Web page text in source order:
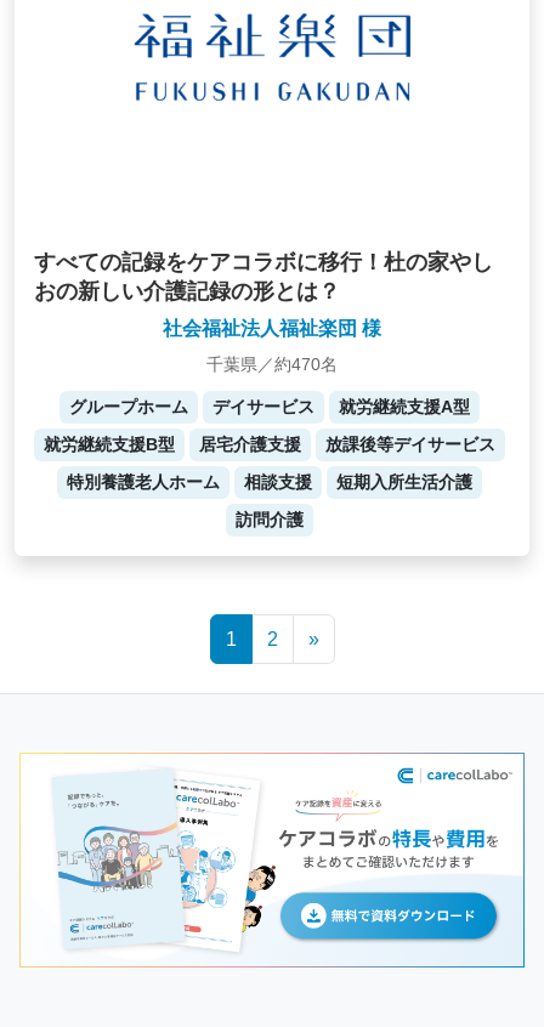
すべての記録をケアコラボに移行！杜の家やし
おの新しい介護記録の形とは？
社会福祉法人福祉楽団 様
千葉県／約470名
グループホーム デイサービス
就労継続支援A型
就労継続支援B型
居宅介護支援
放課後等デイサービス
特別養護老人ホーム
相談支援
短期入所生活介護
訪問介護
1 2 »